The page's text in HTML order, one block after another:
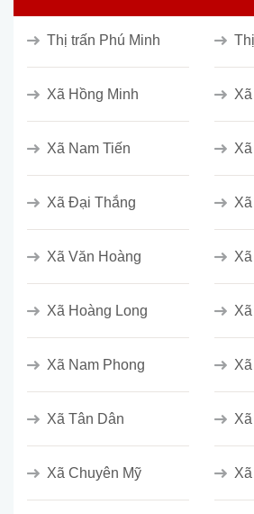
Thị trấn Phú Minh
Xã Hồng Minh
Xã Nam Tiến
Xã Đại Thắng
Xã Văn Hoàng
Xã Hoàng Long
Xã Nam Phong
Xã Tân Dân
Xã Chuyên Mỹ